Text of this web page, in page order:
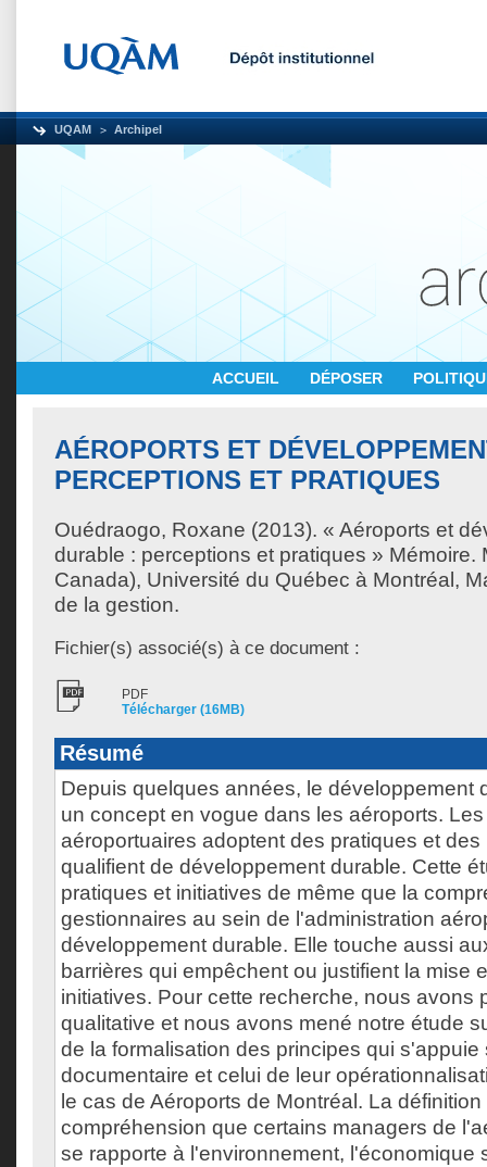
UQAM Archipel
ACCUEIL DÉPOSER
AÉROPORTS ET
PERCEPTIONS ET PRATIQUES
Ouédraogo, Roxane (2013). « Aéroports et
durable : perceptions et pratiques » Mémoire.
Canada), Université du Québec à Montréal,
de la gestion.
Fichier(s) associé(s) à ce document :
PDF
Télécharger (16MB)
Résumé
Depuis quelques années, le développement
un concept en vogue dans les aéroports.
aéroportuaires adoptent des pratiques et
qualifient de développement durable. Cette
pratiques et initiatives de même que la
gestionnaires au sein de l'administration
développement durable. Elle touche aussi
barrières qui empêchent ou justifient la mise
initiatives. Pour cette recherche, nous avons
qualitative et nous avons mené notre étude
de la formalisation des principes qui
documentaire et celui de leur
le cas de Aéroports de Montréal. La
compréhension que certains managers de
se rapporte à l'environnement, l'économique